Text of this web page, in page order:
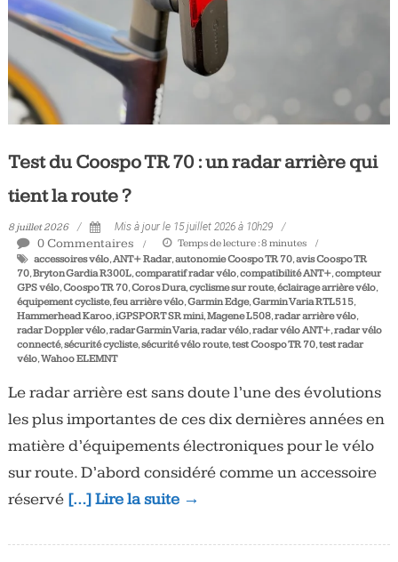
votre
actualité
vélo
et
triathlon
Test du Coospo TR 70 : un radar arrière qui
tient la route ?
8 juillet 2026 Mis à jour le 15 juillet 2026 à 10h29
0 Commentaires Temps de lecture :8 minutes
accessoires vélo,ANT+ Radar,autonomie Coospo TR 70,avis Coospo TR
70,Bryton Gardia R300L,comparatif radar vélo,compatibilité ANT+,compteur
GPS vélo,Coospo TR 70,Coros Dura,cyclisme sur route,éclairage arrière vélo,
équipement cycliste,feu arrière vélo,Garmin Edge,Garmin Varia RTL515,
Hammerhead Karoo,iGPSPORT SR mini,Magene L508,radar arrière vélo,
radar Doppler vélo,radar Garmin Varia,radar vélo,radar vélo ANT+,radar vélo
connecté,sécurité cycliste,sécurité vélo route,test Coospo TR 70,test radar
vélo,Wahoo ELEMNT
Le radar arrière est sans doute l’une des évolutions
les plus importantes de ces dix dernières années en
matière d’équipements électroniques pour le vélo
sur route. D’abord considéré comme un accessoire
réservé […] Lire la suite →